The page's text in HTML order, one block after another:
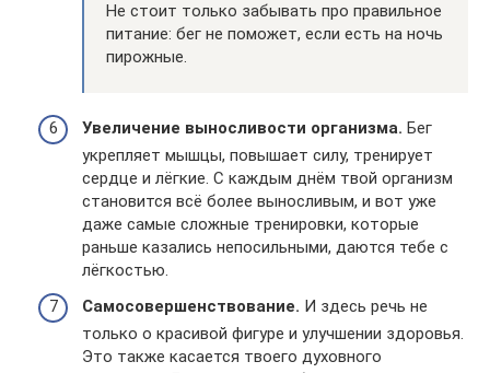
Не стоит только забывать про правильное
питание: бег не поможет, если есть на ночь
пирожные.
Увеличение выносливости организма. Бег
укрепляет мышцы, повышает силу, тренирует
сердце и лёгкие. С каждым днём твой организм
становится всё более выносливым, и вот уже
даже самые сложные тренировки, которые
раньше казались непосильными, даются тебе с
лёгкостью.
Самосовершенствование. И здесь речь не
только о красивой фигуре и улучшении здоровья.
Это также касается твоего духовного